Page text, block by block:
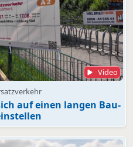
Video
auf einen langen Bau-